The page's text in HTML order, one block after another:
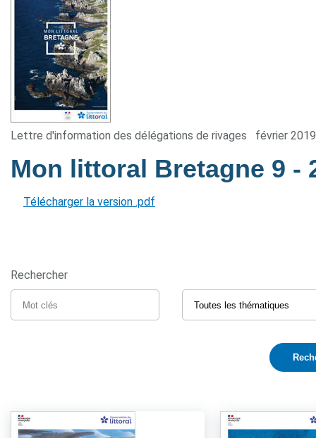
Lettre d'information des délégations de rivages février 2019
Mon littoral Bretagne 9 -
Télécharger la version .pdf
Rechercher